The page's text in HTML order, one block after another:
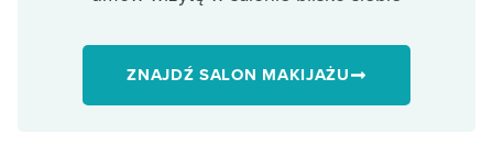
ZNAJDŹ SALON MAKIJAŻU